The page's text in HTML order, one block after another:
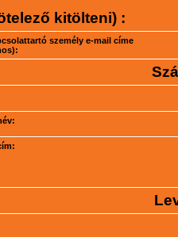
kitölteni) :
személy e-mail címe